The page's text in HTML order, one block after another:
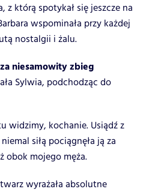
z którą spotykał się jeszcze na
wspominała przy każdej
nostalgii i żalu.
niesamowity zbieg
Sylwia, podchodząc do
widzimy, kochanie. Usiądź z
siłą pociągnęła ją za
obok mojego męża.
wyrażała absolutne